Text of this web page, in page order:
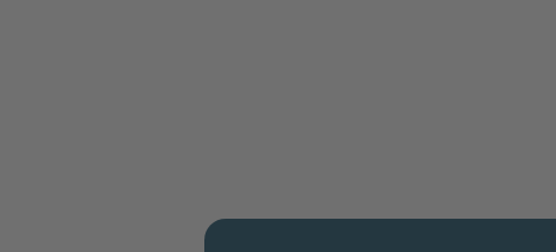
Mittlerweile leitet Trejo